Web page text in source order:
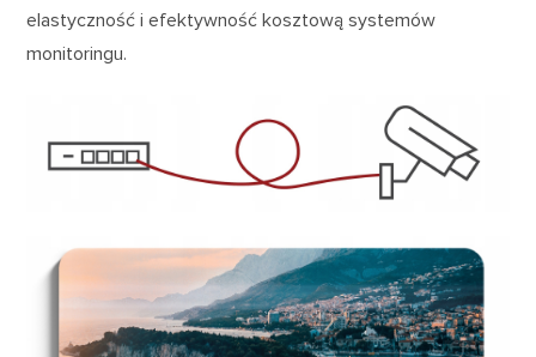
elastyczność i efektywność kosztową systemów
monitoringu.